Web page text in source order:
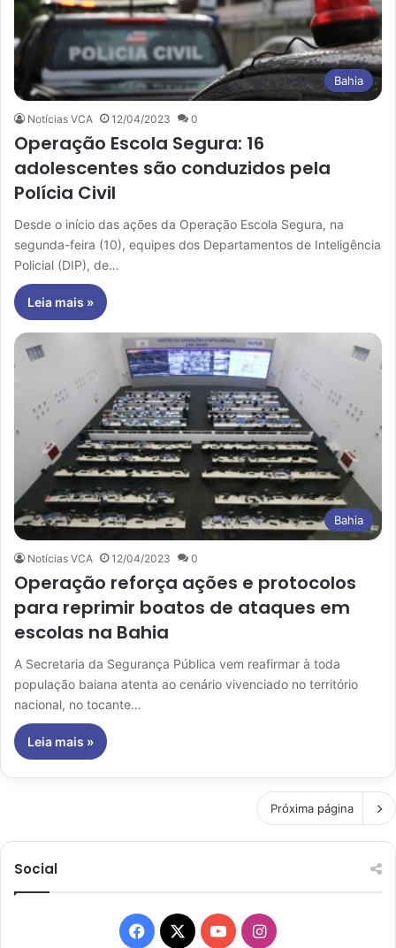
Bahia
Notícias VCA 12/04/2023 0
Operação Escola Segura: 16
adolescentes são conduzidos pela
Polícia Civil
Desde o início das ações da Operação Escola Segura, na
segunda-feira (10), equipes dos Departamentos de Inteligência
Policial (DIP), de…
Leia mais »
Bahia
Notícias VCA 12/04/2023 0
Operação reforça ações e protocolos
para reprimir boatos de ataques em
escolas na Bahia
A Secretaria da Segurança Pública vem reafirmar à toda
população baiana atenta ao cenário vivenciado no território
nacional, no tocante…
Leia mais »
Próxima página
Social
Facebook
X YouTubeInstagram